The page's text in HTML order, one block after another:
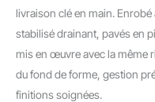
livraison clé en main.
stabilisé drainant, pavés en
mis en œuvre avec la même
du fond de forme, gestion
finitions soignées.